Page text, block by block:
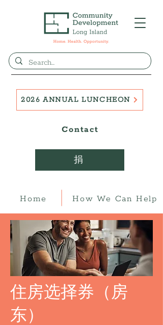
捐
Contact
2026 ANNUAL LUNCHEON
Home How We Can Help
住房选择券（房
东）